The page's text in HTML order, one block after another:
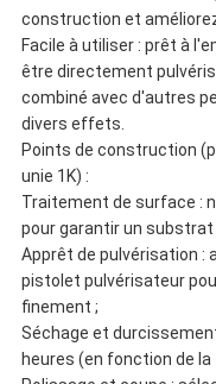
construction et
Facile à utiliser : prêt à
être directement
combiné avec d'autres
divers effets.
Points de construction
unie 1K) :
Traitement de surface :
pour garantir un
Apprêt de pulvérisation :
pistolet pulvérisateur
finement ;
Séchage et
heures (en fonction de